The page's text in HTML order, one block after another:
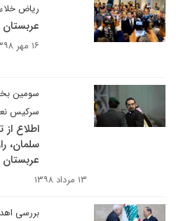
ریاض
۱۶ مهر ۱۳۹۸
سومین
سرکیس
اطلاع
سلمان،
عربستان
۱۳ مرداد ۱۳۹۸
بررسی